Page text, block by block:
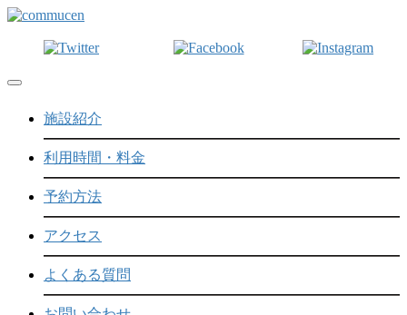
Toggle navigation
施設紹介
利用時間・料金
予約方法
アクセス
よくある質問